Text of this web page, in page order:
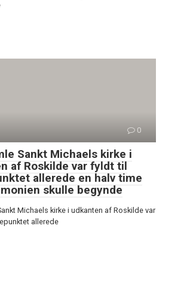
0
Sankt Michaels kirke i
af Roskilde var fyldt til
allerede en halv time
skulle begynde
Michaels kirke i udkanten af Roskilde var
allerede